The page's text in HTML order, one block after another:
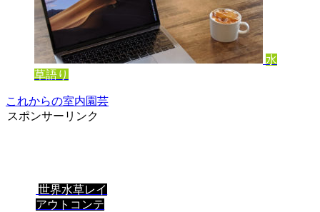
水
草語り
これからの室内園芸
スポンサーリンク
世界水草レイ
アウトコンテ